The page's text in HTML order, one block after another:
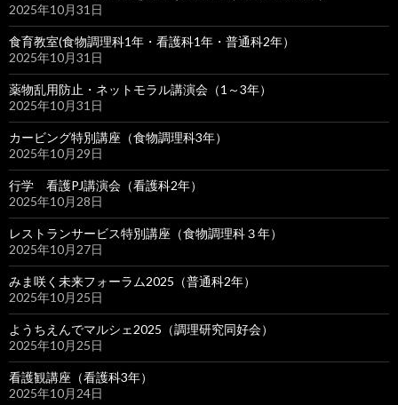
2025年10月31日
食育教室(食物調理科1年・看護科1年・普通科2年）
2025年10月31日
薬物乱用防止・ネットモラル講演会（1～3年）
2025年10月31日
カービング特別講座（食物調理科3年）
2025年10月29日
行学 看護PJ講演会（看護科2年）
2025年10月28日
レストランサービス特別講座（食物調理科３年）
2025年10月27日
みま咲く未来フォーラム2025（普通科2年）
2025年10月25日
ようちえんでマルシェ2025（調理研究同好会）
2025年10月25日
看護観講座（看護科3年）
2025年10月24日